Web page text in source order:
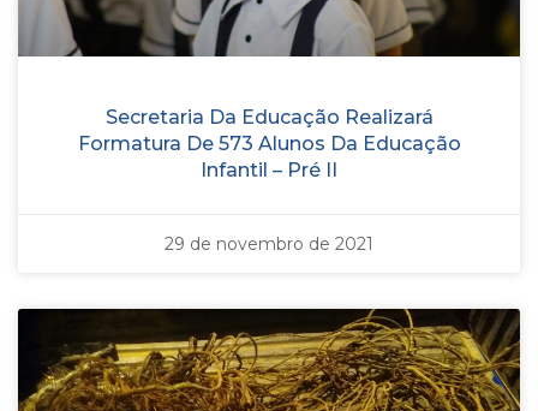
Secretaria Da Educação Realizará
Formatura De 573 Alunos Da Educação
Infantil – Pré II
29 de novembro de 2021